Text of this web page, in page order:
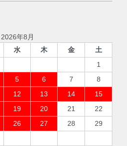
2026年8月
水 木 金
土
1
5 6 7
8
12 13 14
15
19 20 21
22
26 27 28
29